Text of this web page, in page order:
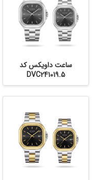
ساعت داویکس کد
DVC241019.5